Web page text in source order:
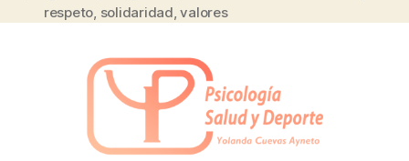
respeto, solidaridad,valores